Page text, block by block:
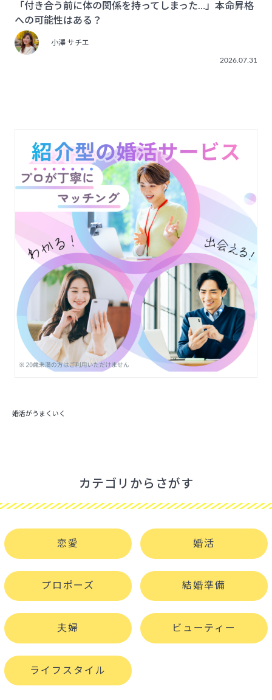
「付き合う前に体の関係を持ってしまった…」本命昇格
への可能性はある？
小澤 サチエ
2026.07.31
婚活がうまくいく
カテゴリからさがす
恋愛 婚活
プロポーズ 結婚準備
夫婦 ビューティー
ライフスタイル